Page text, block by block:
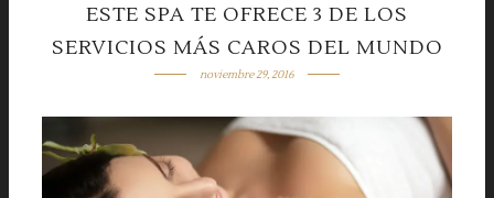
ESTE SPA TE OFRECE 3 DE LOS
SERVICIOS MÁS CAROS DEL MUNDO
noviembre 29, 2016